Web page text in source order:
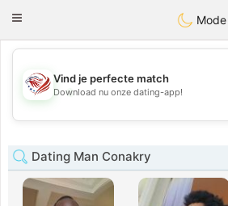
StatesDating
Toggle
Mode
💖
💕
Vind je perfecte match
Download nu onze dating-app!
Dating Man Conakry